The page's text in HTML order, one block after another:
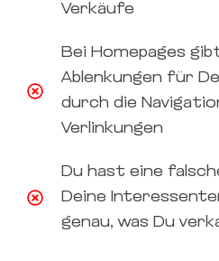
Verkäufe
Bei Homepages
Ablenkungen für
durch die
Verlinkungen
Du hast eine
Deine
genau, was Du